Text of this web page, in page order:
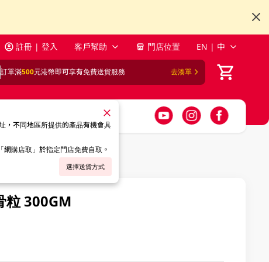
註冊 | 登入 客戶幫助 門店位置 EN | 中
訂單滿500元港幣即可享有免費送貨服務 去湊單
，不同地區所提供的產品有機會具
網購店取」於指定門店免費自取。
選擇送貨方式
粒 300GM